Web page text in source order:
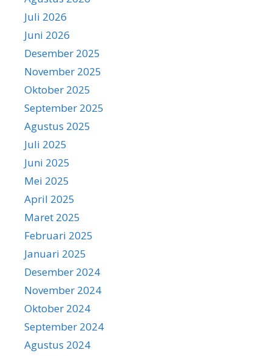
Juli 2026
Juni 2026
Desember 2025
November 2025
Oktober 2025
September 2025
Agustus 2025
Juli 2025
Juni 2025
Mei 2025
April 2025
Maret 2025
Februari 2025
Januari 2025
Desember 2024
November 2024
Oktober 2024
September 2024
Agustus 2024